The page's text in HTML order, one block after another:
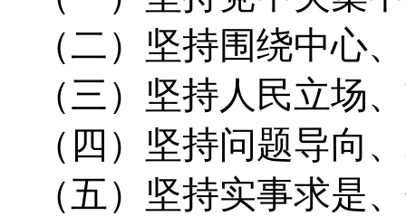
（二）坚持围绕中心
（三）坚持人民立场
（四）坚持问题导向
（五）坚持实事求是